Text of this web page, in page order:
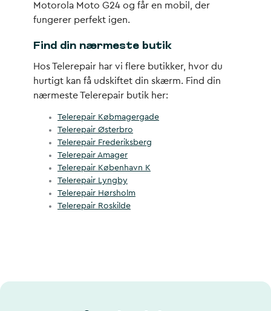
Motorola Moto G24 og får en mobil, der
fungerer perfekt igen.
Find din nærmeste butik
Hos Telerepair har vi flere butikker, hvor du
hurtigt kan få udskiftet din skærm. Find din
nærmeste Telerepair butik her:
Telerepair Købmagergade
Telerepair Østerbro
Telerepair Frederiksberg
Telerepair Amager
Telerepair København K
Telerepair Lyngby
Telerepair Hørsholm
Telerepair Roskilde